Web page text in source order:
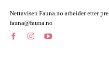
Nettavisen Fauna.no arbeider etter
fauna@fauna.no